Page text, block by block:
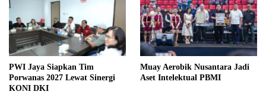
PWI Jaya Siapkan Tim
Porwanas 2027 Lewat Sinergi
KONI DKI
Muay Aerobik Nusantara Jadi
Aset Intelektual PBMI